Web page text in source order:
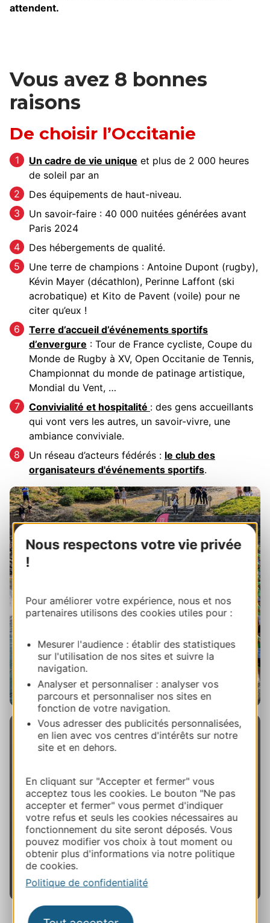
Nous respectons votre vie privée
!
Pour améliorer votre expérience, nous et nos
partenaires utilisons des cookies utiles pour :
Mesurer l'audience : établir des statistiques
sur l'utilisation de nos sites et suivre la
navigation.
Analyser et personnaliser : analyser vos
parcours et personnaliser nos sites en
fonction de votre navigation.
Vous adresser des publicités personnalisées,
en lien avec vos centres d'intérêts sur notre
site et en dehors.
En cliquant sur "Accepter et fermer" vous
acceptez tous les cookies. Le bouton "Ne pas
accepter et fermer" vous permet d'indiquer
votre refus et seuls les cookies nécessaires au
fonctionnement du site seront déposés. Vous
pouvez modifier vos choix à tout moment ou
obtenir plus d'informations via notre politique
de cookies.
Politique de confidentialité
attendent.
Vous avez 8 bonnes
raisons
De choisir l’Occitanie
Un cadre de vie unique et plus de 2 000 heures
de soleil par an
Des équipements de haut-niveau.
Un savoir-faire : 40 000 nuitées générées avant
Paris 2024
Des hébergements de qualité.
Une terre de champions : Antoine Dupont (rugby),
Kévin Mayer (décathlon), Perinne Laffont (ski
acrobatique) et Kito de Pavent (voile) pour ne
citer qu’eux !
Terre d’accueil d’événements sportifs
d’envergure : Tour de France cycliste, Coupe du
Monde de Rugby à XV, Open Occitanie de Tennis,
Championnat du monde de patinage artistique,
Mondial du Vent, …
Convivialité et hospitalité : des gens accueillants
qui vont vers les autres, un savoir-vivre, une
ambiance conviviale.
Un réseau d’acteurs fédérés : le club des
organisateurs d'événements sportifs.
Vous souhaitez réaliser un
stage sportif en Occitanie ?
Envoyez-nous votre demande.